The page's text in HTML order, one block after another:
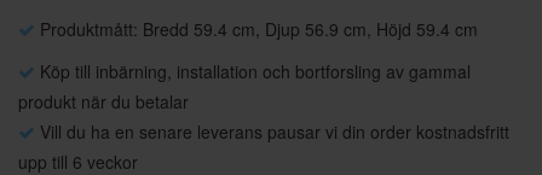
Produktmått: Bredd 59.4 cm, Djup 56.9 cm, Höjd 59.4 cm
Köp till inbärning, installation och bortforsling av gammal
produkt när du betalar
Vill du ha en senare leverans pausar vi din order kostnadsfritt
upp till 6 veckor